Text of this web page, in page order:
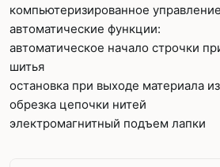
компьютеризированное управление
автоматические функции:
автоматическое начало строчки
шитья
остановка при выходе материала
обрезка цепочки нитей
электромагнитный подъем лапки